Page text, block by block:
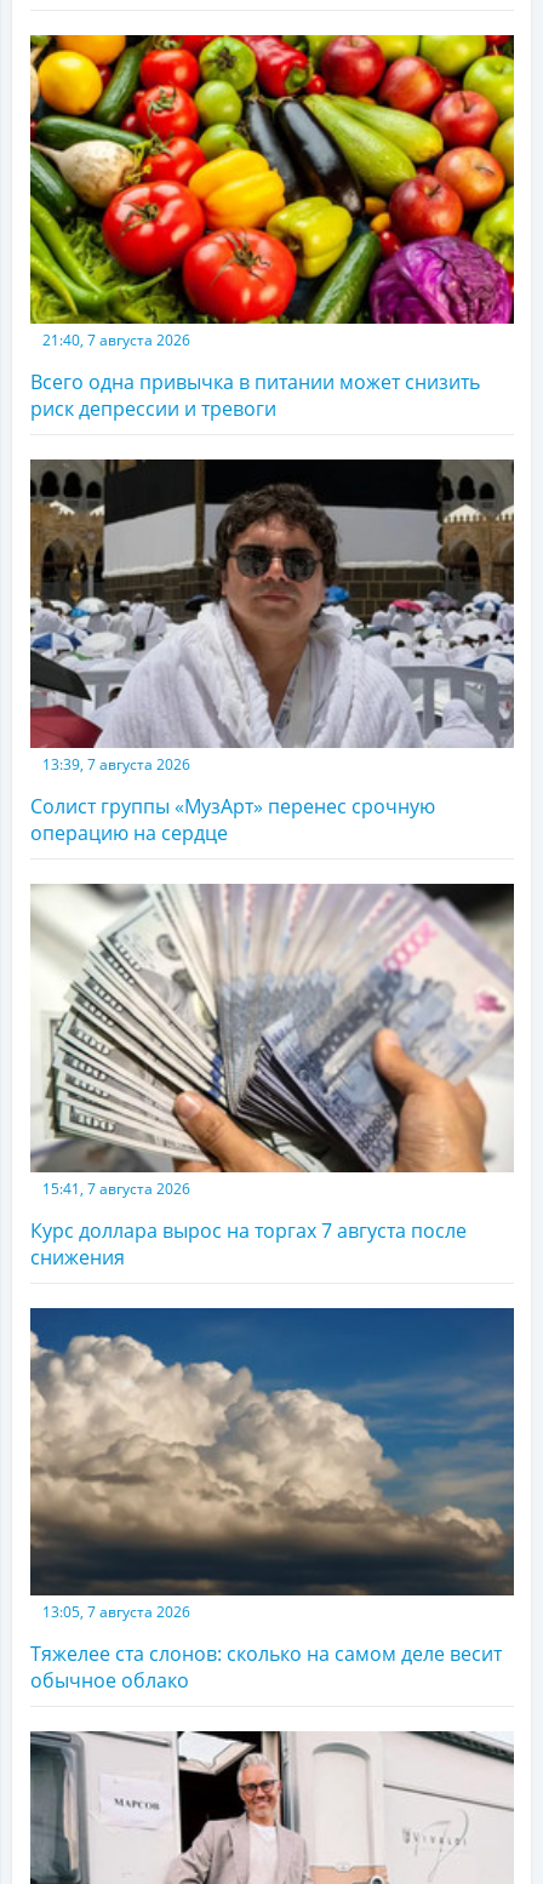
21:40, 7 августа 2026
Всего одна привычка в питании может снизить
риск депрессии и тревоги
13:39, 7 августа 2026
Солист группы «МузАрт» перенес срочную
операцию на сердце
15:41, 7 августа 2026
Курс доллара вырос на торгах 7 августа после
снижения
13:05, 7 августа 2026
Тяжелее ста слонов: сколько на самом деле весит
обычное облако